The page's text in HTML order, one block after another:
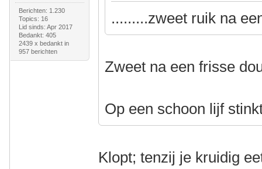
Berichten: 1.230
Topics: 16
Lid sinds: Apr 2017
Bedankt: 405
2439 x bedankt in
957 berichten
.........zweet ruik na
Zweet na een frisse
Op een schoon lijf
Klopt; tenzij je kruidig